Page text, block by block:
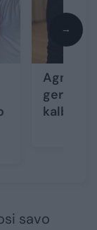
Agnė
kalba:
→
savo